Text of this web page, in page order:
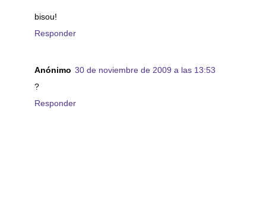
bisou!
Responder
Anónimo 30 de noviembre de 2009 a las 13:53
?
Responder